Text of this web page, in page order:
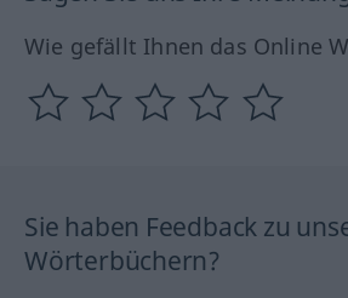
Wie gefällt Ihnen das Online
Sie haben Feedback zu
Wörterbüchern?